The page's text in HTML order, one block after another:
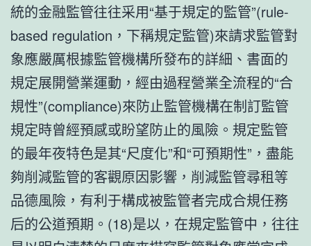
統的金融監管往往采用“基于規定的監管”(rule-
based regulation，下稱規定監管)來請求監管對
象應嚴厲根據監管機構所發布的詳細、書面的
規定展開營業運動，經由過程營業全流程的“合
規性”(compliance)來防止監管機構在制訂監管
規定時曾經預感或盼望防止的風險。規定監管
的最年夜特色是其“尺度化”和“可預期性”，盡能
夠削減監管的客觀原因影響，削減監管尋租等
品德風險，有利于構成被監管者完成合規任務
后的公道預期。(18)是以，在規定監管中，往往